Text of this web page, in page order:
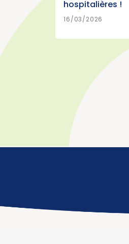
hospitalières !
16/03/2026
EN SAVOIR PLUS